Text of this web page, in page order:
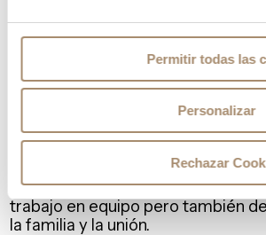
Permitir todas las
Personalizar
Rechazar
El Club CAU Rugby Valencia se
siendo inicialmente un club
años 80 hay un cambio pasando
centrado en la formación.
Bajo el lema«formar PERSONAS que
mayor nivel que cada uno de ellos pueda
actividades a niños y se convierte
en la que priman los valores del
trabajo en equipo pero también
la familia y la unión.